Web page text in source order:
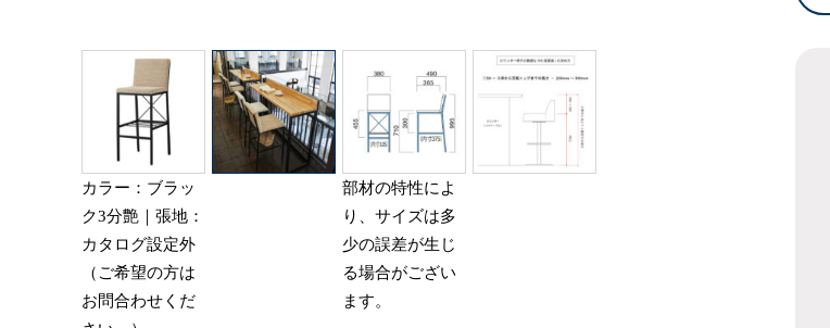
カラー：ブラッ
ク3分艶｜張地：
カタログ設定外
（ご希望の方は
お問合わせくだ
部材の特性によ
り、サイズは多
少の誤差が生じ
る場合がござい
ます。